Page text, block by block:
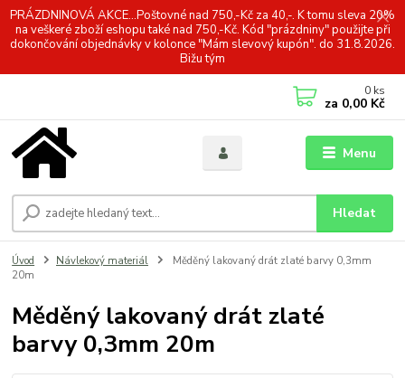
PRÁZDNINOVÁ AKCE...Poštovné nad 750,-Kč za 40,-. K tomu sleva 20%
na veškeré zboží eshopu také nad 750,-Kč. Kód "prázdniny" použijte při
dokončování objednávky v kolonce "Mám slevový kupón". do 31.8.2026.
Bižu tým
Menu
Hledat
0 ks
za 0,00 Kč
Úvod Návlekový materiál
Měděný lakovaný drát zlaté barvy 0,3mm
20m
Měděný lakovaný drát zlaté
barvy 0,3mm 20m